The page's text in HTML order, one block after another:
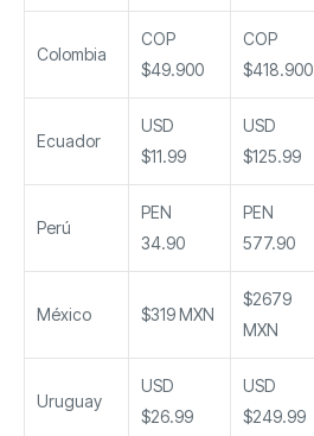
Colombia
COP
$49.900
COP
$418.900
Ecuador
USD
$11.99
USD
$125.99
Perú
PEN
34.90
PEN
577.90
México $319 MXN
$2679
MXN
Uruguay
USD
$26.99
USD
$249.99